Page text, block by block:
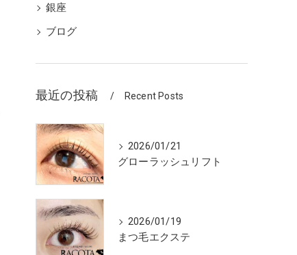
銀座
ブログ
最近の投稿 Recent Posts
2026/01/21
グローラッシュリフト
2026/01/19
まつ毛エクステ